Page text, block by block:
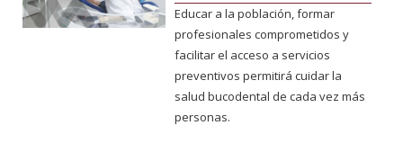
Educar a la población, formar
profesionales comprometidos y
facilitar el acceso a servicios
preventivos permitirá cuidar la
salud bucodental de cada vez más
personas.